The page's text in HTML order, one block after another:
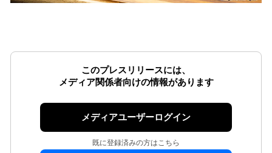
このプレスリリースには、
メディア関係者向けの情報があります
メディアユーザーログイン
既に登録済みの方はこちら